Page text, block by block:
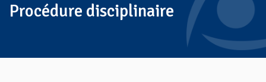
Procédure disciplinaire